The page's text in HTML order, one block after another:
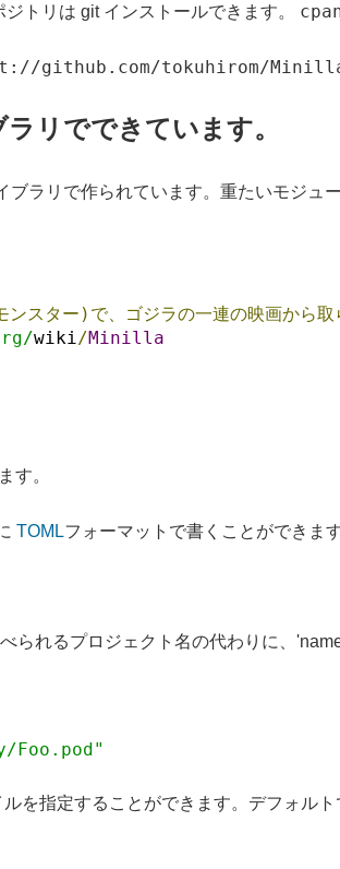
トリは git インストールできます。
github.com/tokuhirom/
リでできています。
ラリで作られています。重たいモジュ
スター)で、ゴジラの一連の映画から取
wiki/Minilla
す。
TOMLフォーマットで書くことができま
られるプロジェクト名の代わりに、
Foo.pod"
を指定することができます。デフォル